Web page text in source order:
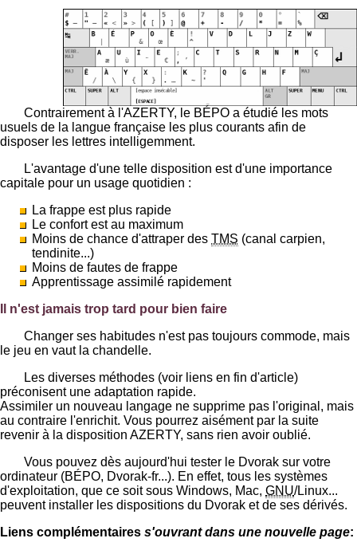
Contrairement à l'AZERTY, le BÉPO a étudié les mots
usuels de la langue française les plus courants afin de
disposer les lettres intelligemment.
L'avantage d'une telle disposition est d'une importance
capitale pour un usage quotidien :
La frappe est plus rapide
Le confort est au maximum
Moins de chance d'attraper des TMS (canal carpien,
tendinite...)
Moins de fautes de frappe
Apprentissage assimilé rapidement
Il n'est jamais trop tard pour bien faire
Changer ses habitudes n'est pas toujours commode, mais
le jeu en vaut la chandelle.
Les diverses méthodes (voir liens en fin d'article)
préconisent une adaptation rapide.
Assimiler un nouveau langage ne supprime pas l'original, mais
au contraire l'enrichit. Vous pourrez aisément par la suite
revenir à la disposition AZERTY, sans rien avoir oublié.
Vous pouvez dès aujourd'hui tester le Dvorak sur votre
ordinateur (BÉPO, Dvorak-fr...). En effet, tous les systèmes
d'exploitation, que ce soit sous Windows, Mac, GNU/Linux...
peuvent installer les dispositions du Dvorak et de ses dérivés.
Liens complémentaires s'ouvrant dans une nouvelle page: